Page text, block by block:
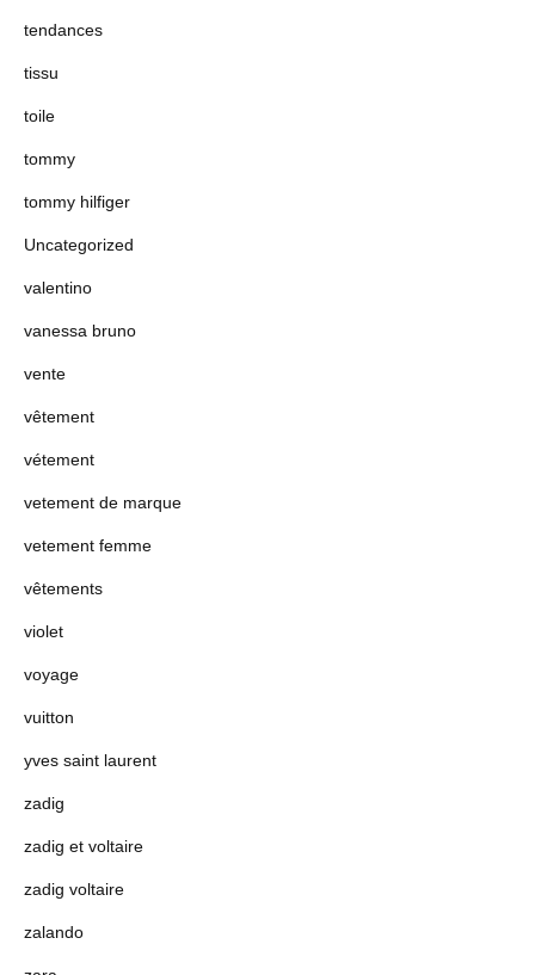
tendances
tissu
toile
tommy
tommy hilfiger
Uncategorized
valentino
vanessa bruno
vente
vêtement
vétement
vetement de marque
vetement femme
vêtements
violet
voyage
vuitton
yves saint laurent
zadig
zadig et voltaire
zadig voltaire
zalando